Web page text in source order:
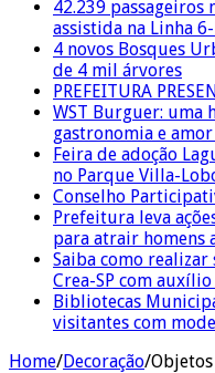
42.239 passageiros
assistida na Linha
4 novos Bosques
de 4 mil árvores
PREFEITURA
WST Burguer: uma
gastronomia e
Feira de adoção
no Parque Villa-
Conselho
Prefeitura leva
para atrair homens
Saiba como realizar
Crea-SP com
Bibliotecas
visitantes com
Home/Decoração/